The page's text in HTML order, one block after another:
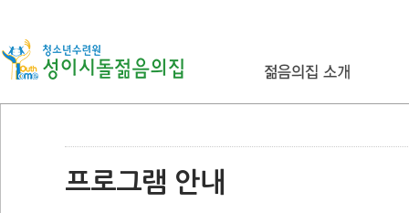
프로그램 안내